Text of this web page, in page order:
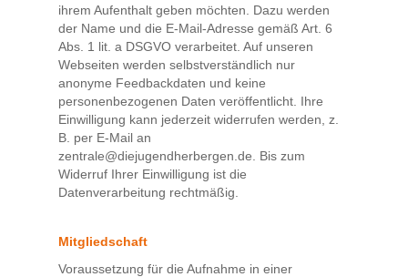
ihrem Aufenthalt geben möchten. Dazu werden
der Name und die E-Mail-Adresse gemäß Art. 6
Abs. 1 lit. a DSGVO verarbeitet. Auf unseren
Webseiten werden selbstverständlich nur
anonyme Feedbackdaten und keine
personenbezogenen Daten veröffentlicht. Ihre
Einwilligung kann jederzeit widerrufen werden, z.
B. per E-Mail an
zentrale@diejugendherbergen.de. Bis zum
Widerruf Ihrer Einwilligung ist die
Datenverarbeitung rechtmäßig.
Mitgliedschaft
Voraussetzung für die Aufnahme in einer